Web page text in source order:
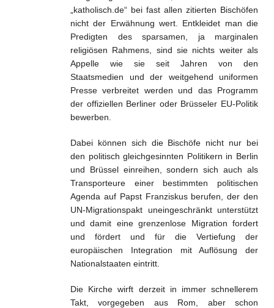
„katholisch.de“ bei fast allen zitierten Bischöfen
nicht der Erwähnung wert. Entkleidet man die
Predigten des sparsamen, ja marginalen
religiösen Rahmens, sind sie nichts weiter als
Appelle wie sie seit Jahren von den
Staatsmedien und der weitgehend uniformen
Presse verbreitet werden und das Programm
der offiziellen Berliner oder Brüsseler EU-Politik
bewerben.
Dabei können sich die Bischöfe nicht nur bei
den politisch gleichgesinnten Politikern in Berlin
und Brüssel einreihen, sondern sich auch als
Transporteure einer bestimmten politischen
Agenda auf Papst Franziskus berufen, der den
UN-Migrationspakt uneingeschränkt unterstützt
und damit eine grenzenlose Migration fordert
und fördert und für die Vertiefung der
europäischen Integration mit Auflösung der
Nationalstaaten eintritt.
Die Kirche wirft derzeit in immer schnellerem
Takt, vorgegeben aus Rom, aber schon